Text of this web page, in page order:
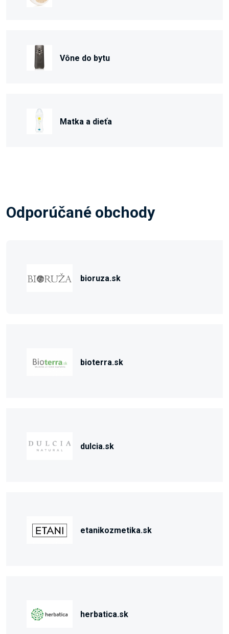
Vône do bytu
Matka a dieťa
Odporúčané obchody
bioruza.sk
bioterra.sk
dulcia.sk
etanikozmetika.sk
herbatica.sk